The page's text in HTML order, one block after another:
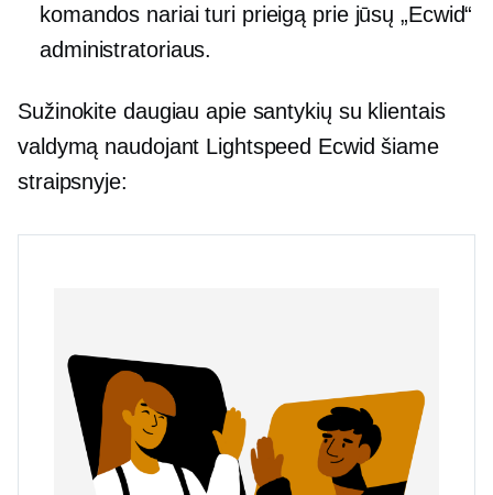
komandos nariai turi prieigą prie jūsų „Ecwid“
administratoriaus.
Sužinokite daugiau apie santykių su klientais
valdymą naudojant Lightspeed Ecwid šiame
straipsnyje: